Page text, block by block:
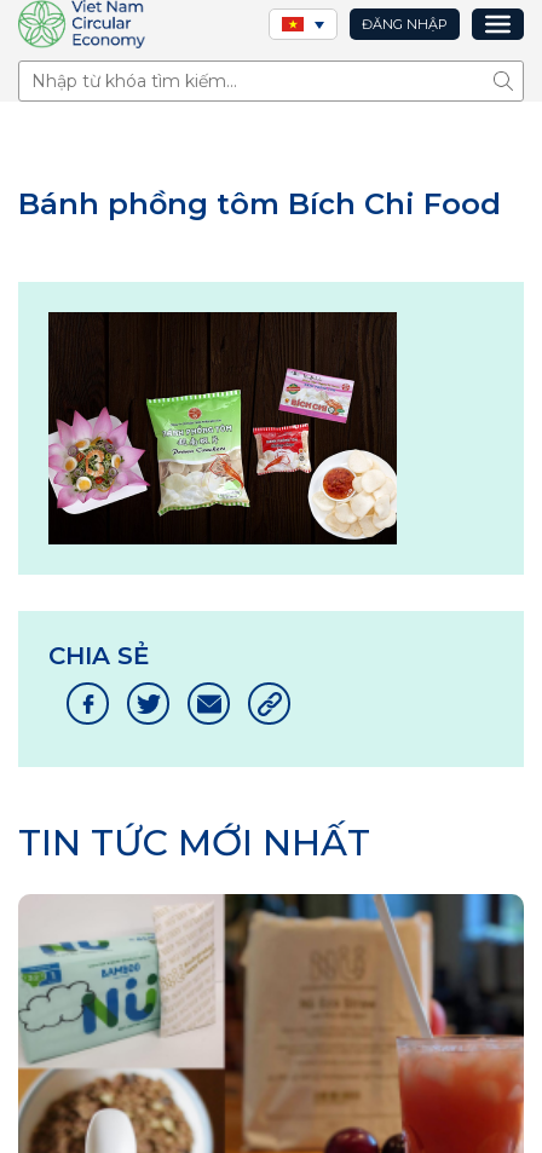
ĐĂNG NHẬP
Tìm
CHIA SẺ
Bánh phồng tôm Bích Chi Food
TIN TỨC MỚI NHẤT